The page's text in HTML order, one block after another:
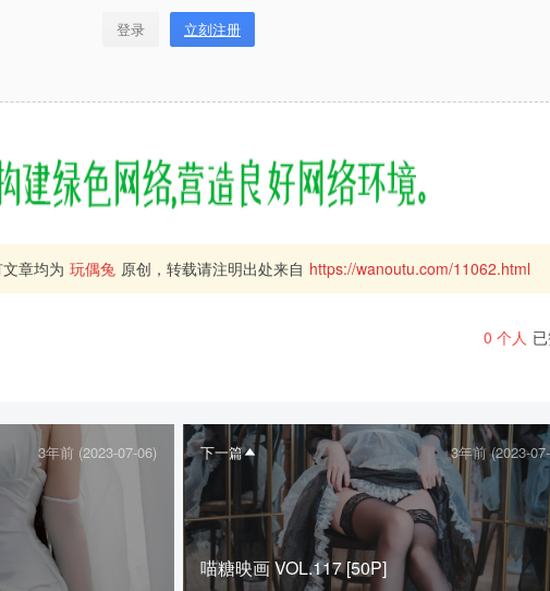
登录 立刻注册
章均为 玩偶兔 原创，转载请注明出处来自 https://wanoutu.com/11062.html
0 个人
3年前 (2023-07-06) 下一篇 3年前 (2023-
喵糖映画 VOL.117 [50P]